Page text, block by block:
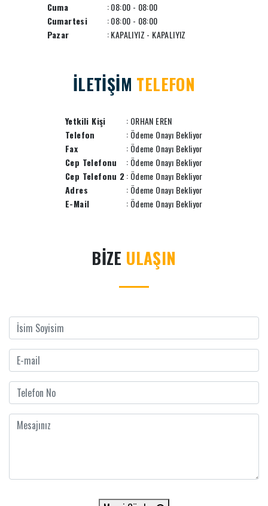
Cuma
: 08:00 - 08:00
Cumartesi
: 08:00 - 08:00
Pazar
: KAPALIYIZ - KAPALIYIZ
İLETİŞİM TELEFON
Yetkili Kişi
: ORHAN EREN
Telefon
: Ödeme Onayı Bekliyor
Fax
: Ödeme Onayı Bekliyor
Cep Telefonu
: Ödeme Onayı Bekliyor
Cep Telefonu 2: Ödeme Onayı Bekliyor
Adres
: Ödeme Onayı Bekliyor
E-Mail
: Ödeme Onayı Bekliyor
BİZE ULAŞIN